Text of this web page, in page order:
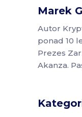
Marek
Autor
ponad 10
Prezes
Akanza.